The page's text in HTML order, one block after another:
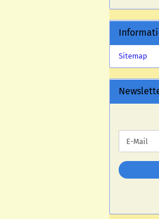
Sitemap
ZUR
ANMELDUNG
E-
Mail